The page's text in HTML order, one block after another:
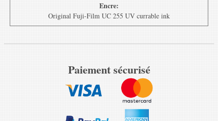
Encre:
Original Fuji-Film UC 255 UV currable ink
Paiement sécurisé